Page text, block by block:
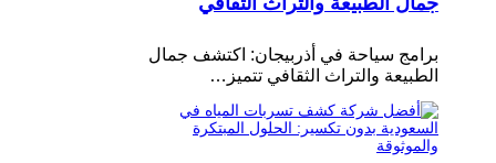
برامج سياحة في أذربيجان: اكتشف جمال
الطبيعة والتراث الثقافي تتميز…